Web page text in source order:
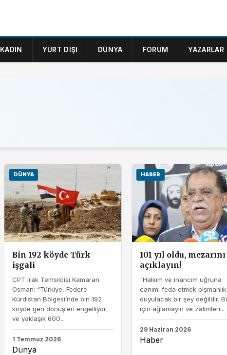
KADIN YURT DIŞI DÜNYA FORUM YAZARLAR
DÜNYA
Bin 192 köyde Türk
işgali
CPT Irak Temsilcisi Kamaran
Osman: “Türkiye, Federe
Kürdistan Bölgesi’nde bin 192
köyde geri dönüşleri engelliyor
ve yaklaşık 600...
1 Temmuz 2026
Dünya
HABER
101 yıl oldu, mezarını
açıklayın!
"Halkım ve inancım uğruna
canımı feda etmek pişmanlık
duyulacak bir şey değildir.
için ağlamayın ve zalimleri...
29 Haziran 2026
Haber